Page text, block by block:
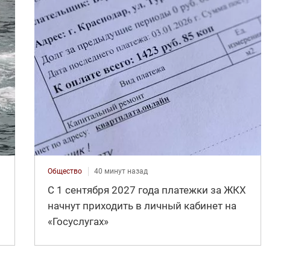
Общество 40 минут назад
С 1 сентября 2027 года платежки за ЖКХ
начнут приходить в личный кабинет на
«Госуслугах»